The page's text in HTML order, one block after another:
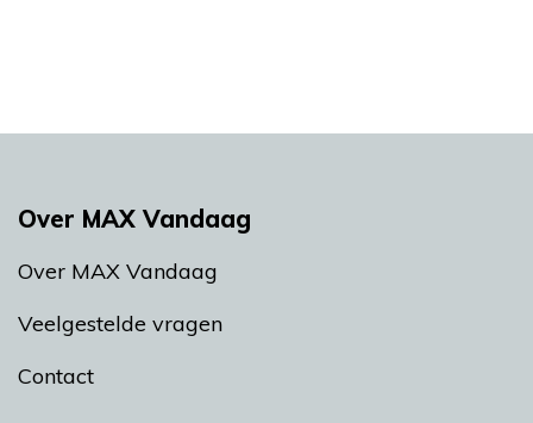
Over MAX Vandaag
Over MAX Vandaag
Veelgestelde vragen
Contact